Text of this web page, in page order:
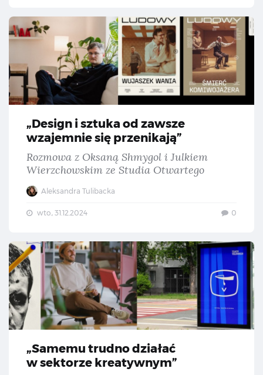
„Design i sztuka od zawsze
wzajemnie się przenikają”
Rozmowa z Oksaną Shmygol i Julkiem
Wierzchowskim ze Studia Otwartego
Aleksandra Tulibacka
wto., 31.12.2024 0
„Samemu trudno działać
w sektorze kreatywnym”